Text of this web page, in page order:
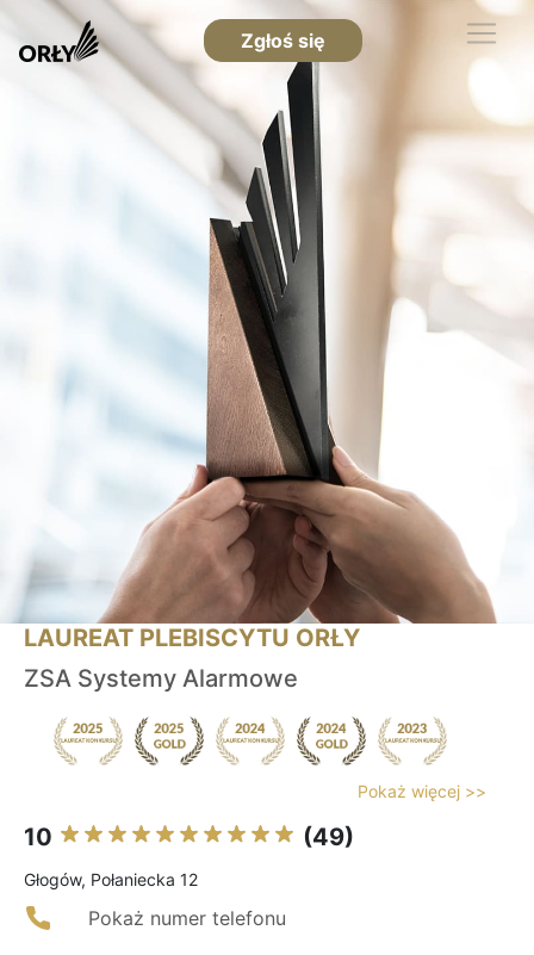
Zgłoś się
LAUREAT PLEBISCYTU ORŁY
ZSA Systemy Alarmowe
Pokaż więcej >>
10 (49)
Głogów, Połaniecka 12
Pokaż numer telefonu